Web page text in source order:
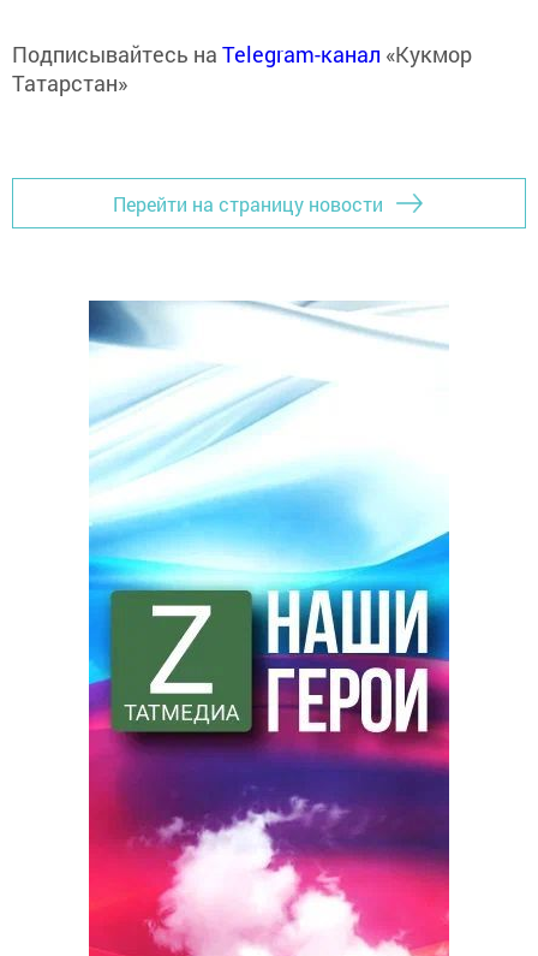
Подписывайтесь на Telegram-канал «Кукмор
Татарстан»
Перейти на страницу новости